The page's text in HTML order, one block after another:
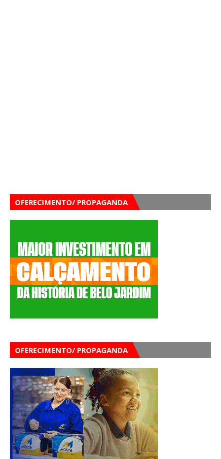
OFERECIMENTO/ PROPAGANDA
OFERECIMENTO/ PROPAGANDA